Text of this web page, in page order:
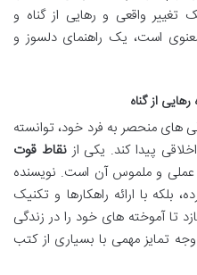
واقعی و رهایی از گناه و
است، یک راهنمای دلسوز و
از گناه
های منحصر به فرد خود، توانسته
پیدا کند. یکی ازنقاط قوت
عملی و ملموس آن است. نویسنده
بلکه با ارائه راهکارها و تکنیک
تا آموخته های خود را در زندگی
تمایز مهمی با بسیاری از کتب